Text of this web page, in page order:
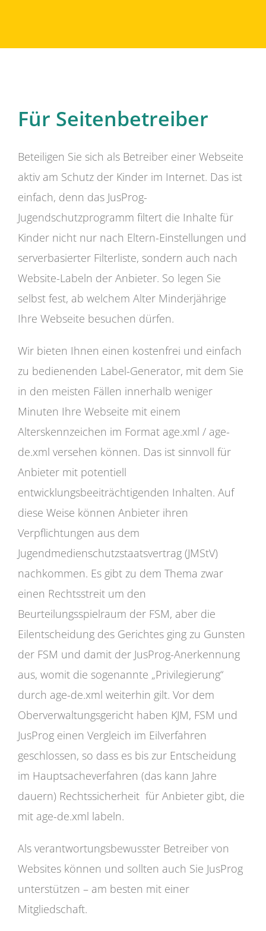
Für Seitenbetreiber
Beteiligen Sie sich als Betreiber einer Webseite
aktiv am Schutz der Kinder im Internet. Das ist
einfach, denn das JusProg-
Jugendschutzprogramm filtert die Inhalte für
Kinder nicht nur nach Eltern-Einstellungen und
serverbasierter Filterliste, sondern auch nach
Website-Labeln der Anbieter. So legen Sie
selbst fest, ab welchem Alter Minderjährige
Ihre Webseite besuchen dürfen.
Wir bieten Ihnen einen kostenfrei und einfach
zu bedienenden Label-Generator, mit dem Sie
in den meisten Fällen innerhalb weniger
Minuten Ihre Webseite mit einem
Alterskennzeichen im Format age.xml / age-
de.xml versehen können. Das ist sinnvoll für
Anbieter mit potentiell
entwicklungsbeeiträchtigenden Inhalten. Auf
diese Weise können Anbieter ihren
Verpflichtungen aus dem
Jugendmedienschutzstaatsvertrag (JMStV)
nachkommen. Es gibt zu dem Thema zwar
einen Rechtsstreit um den
Beurteilungsspielraum der FSM, aber die
Eilentscheidung des Gerichtes ging zu Gunsten
der FSM und damit der JusProg-Anerkennung
aus, womit die sogenannte „Privilegierung“
durch age-de.xml weiterhin gilt. Vor dem
Oberverwaltungsgericht haben KJM, FSM und
JusProg einen Vergleich im Eilverfahren
geschlossen, so dass es bis zur Entscheidung
im Hauptsacheverfahren (das kann Jahre
dauern) Rechtssicherheit für Anbieter gibt, die
mit age-de.xml labeln.
Als verantwortungsbewusster Betreiber von
Websites können und sollten auch Sie JusProg
unterstützen – am besten mit einer
Mitgliedschaft.